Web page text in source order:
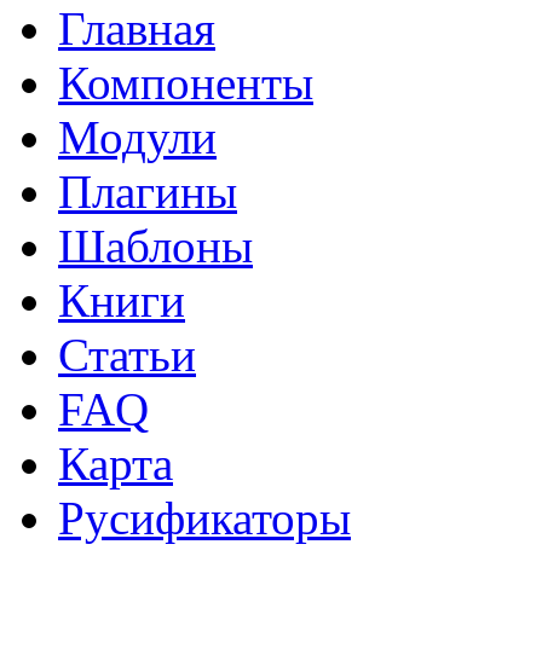
Главная
Компоненты
Модули
Плагины
Шаблоны
Книги
Статьи
FAQ
Карта
Русификаторы